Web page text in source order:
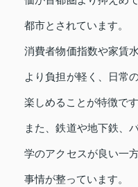
都市とされています。
消費者物価指数や家賃
より負担が軽く、日常
楽しめることが特徴です
また、鉄道や地下鉄、
学のアクセスが良い一
事情が整っています。